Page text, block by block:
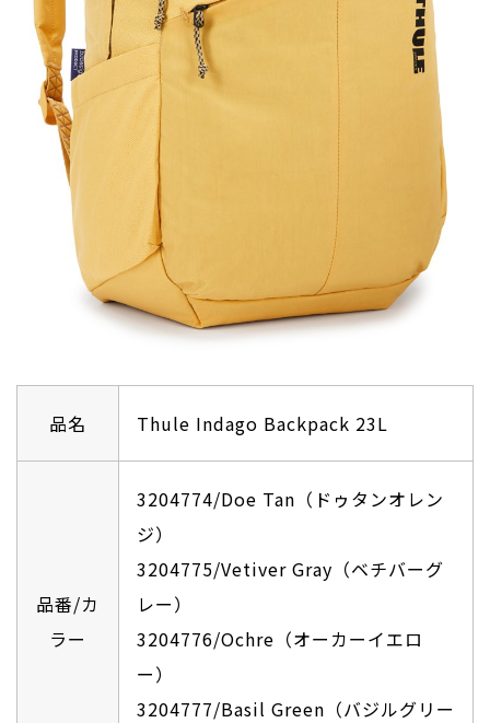
品名 Thule Indago Backpack 23L
品番/カ
ラー
3204774/Doe Tan（ドゥタンオレン
ジ）
3204775/Vetiver Gray（ベチバーグ
レー）
3204776/Ochre（オーカーイエロ
ー）
3204777/Basil Green（バジルグリー